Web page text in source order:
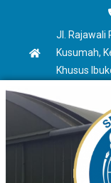
Jl. Rajawali
Kusumah,
Khusus